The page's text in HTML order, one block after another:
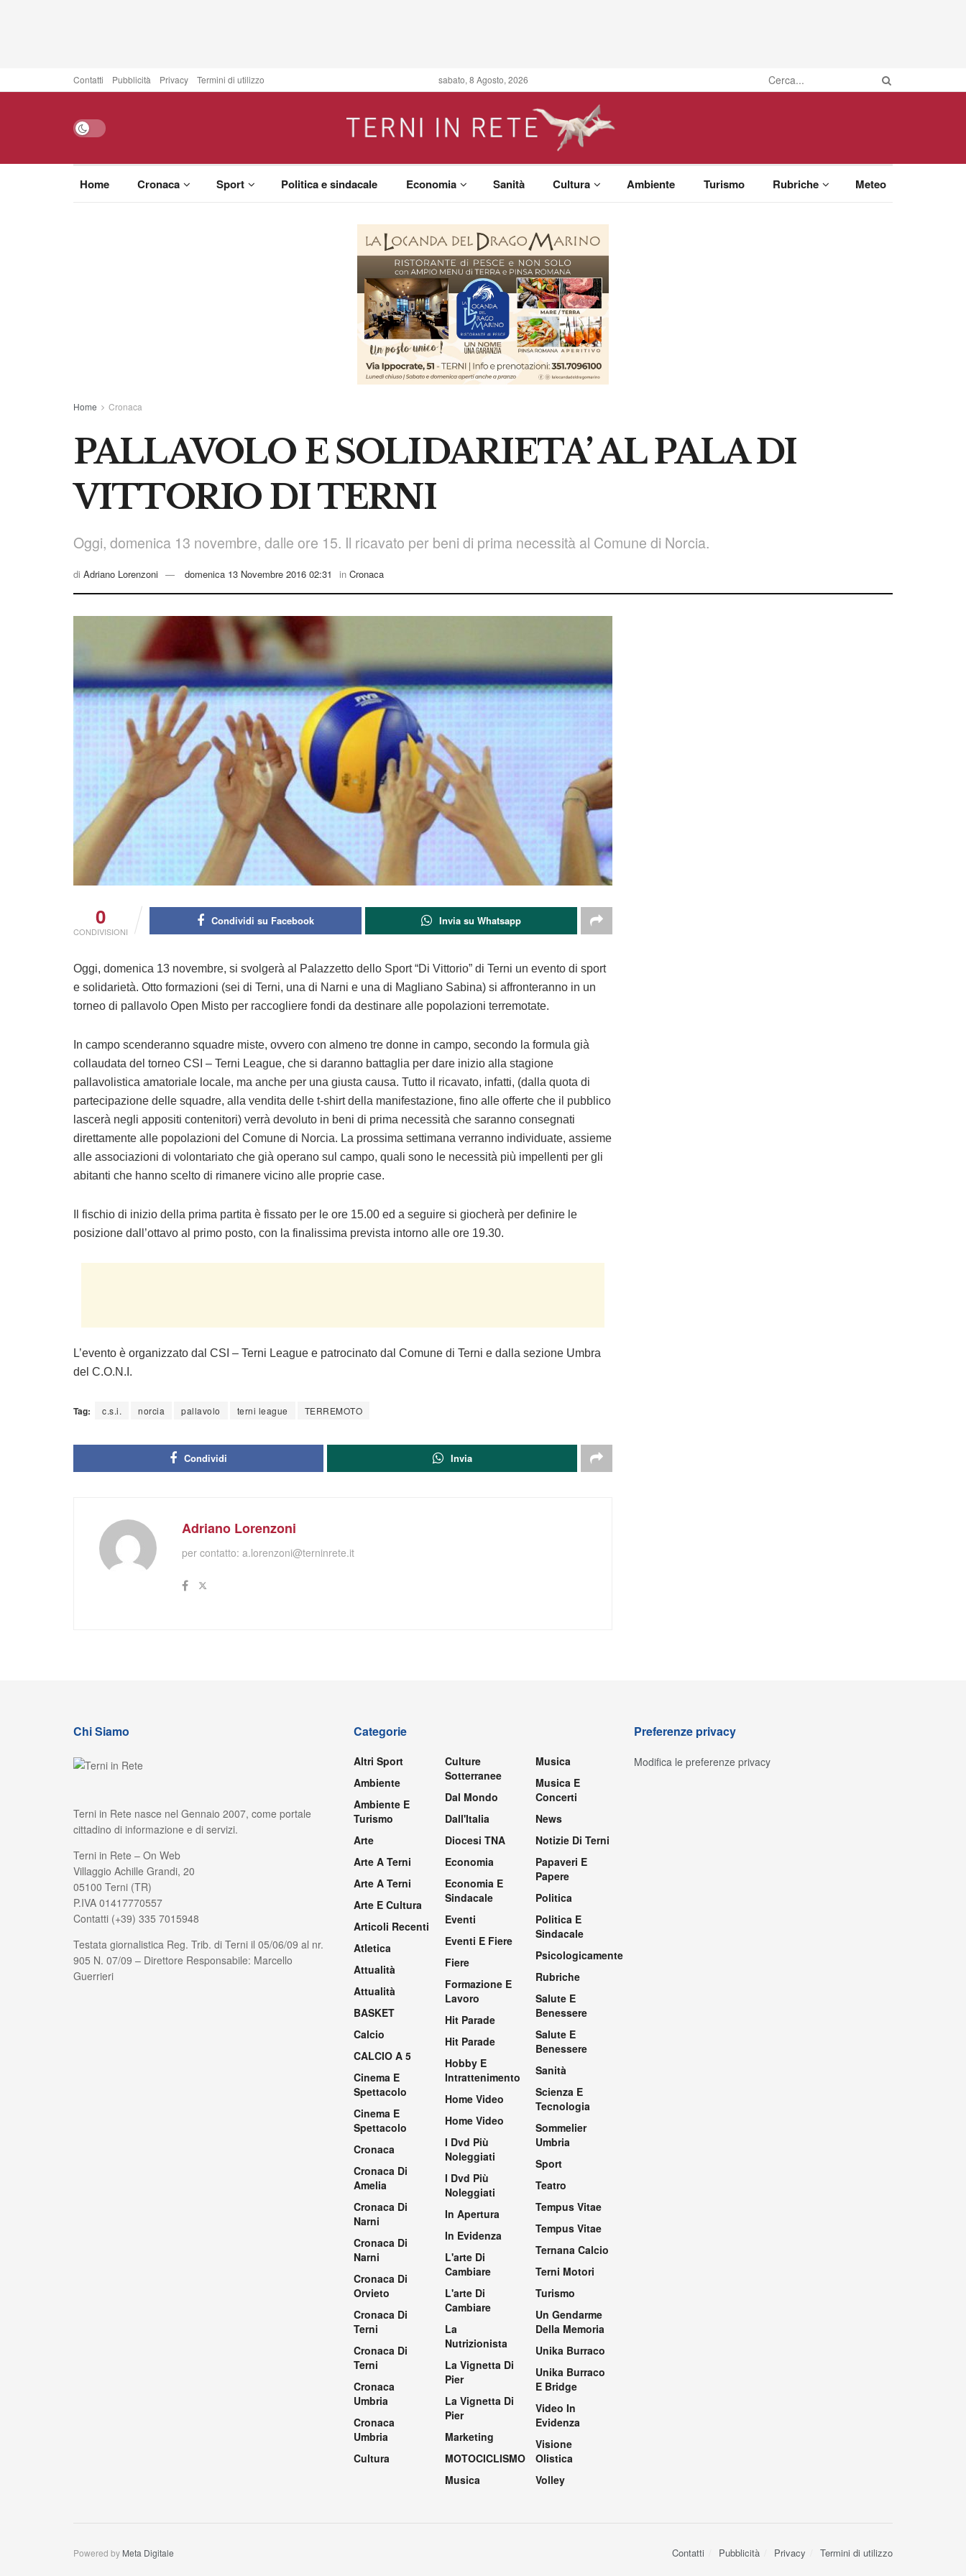
Contatti Pubblicità Privacy Termini di utilizzo sabato, 8 Agosto, 2026
Home Cronaca Sport Politica e sindacale Economia Sanità Cultura Ambiente Turismo Rubriche Meteo
Home Cronaca
PALLAVOLO E SOLIDARIETA’ AL PALA DI
VITTORIO DI TERNI
Oggi, domenica 13 novembre, dalle ore 15. Il ricavato per beni di prima necessità al Comune di Norcia.
di Adriano Lorenzoni domenica 13 Novembre 2016 02:31 in Cronaca
0
CONDIVISIONI
Condividi su Facebook Invia su Whatsapp
Oggi, domenica 13 novembre, si svolgerà al Palazzetto dello Sport “Di Vittorio” di Terni un evento di sport
e solidarietà. Otto formazioni (sei di Terni, una di Narni e una di Magliano Sabina) si affronteranno in un
torneo di pallavolo Open Misto per raccogliere fondi da destinare alle popolazioni terremotate.
In campo scenderanno squadre miste, ovvero con almeno tre donne in campo, secondo la formula già
collaudata del torneo CSI – Terni League, che si daranno battaglia per dare inizio alla stagione
pallavolistica amatoriale locale, ma anche per una giusta causa. Tutto il ricavato, infatti, (dalla quota di
partecipazione delle squadre, alla vendita delle t-shirt della manifestazione, fino alle offerte che il pubblico
lascerà negli appositi contenitori) verrà devoluto in beni di prima necessità che saranno consegnati
direttamente alle popolazioni del Comune di Norcia. La prossima settimana verranno individuate, assieme
alle associazioni di volontariato che già operano sul campo, quali sono le necessità più impellenti per gli
abitanti che hanno scelto di rimanere vicino alle proprie case.
Il fischio di inizio della prima partita è fissato per le ore 15.00 ed a seguire si giocherà per definire le
posizione dall’ottavo al primo posto, con la finalissima prevista intorno alle ore 19.30.
L’evento è organizzato dal CSI – Terni League e patrocinato dal Comune di Terni e dalla sezione Umbra
del C.O.N.I.
Tag: c.s.i. norcia pallavolo terni league TERREMOTO
Condividi Invia
Adriano Lorenzoni
per contatto: a.lorenzoni@terninrete.it
Chi Siamo
Terni in Rete nasce nel Gennaio 2007, come portale
cittadino di informazione e di servizi.
Terni in Rete – On Web
Villaggio Achille Grandi, 20
05100 Terni (TR)
P.IVA 01417770557
Contatti (+39) 335 7015948
Testata giornalistica Reg. Trib. di Terni il 05/06/09 al nr.
905 N. 07/09 – Direttore Responsabile: Marcello
Guerrieri
Categorie
Altri Sport
Ambiente
Ambiente E
Turismo
Arte
Arte A Terni
Arte A Terni
Arte E Cultura
Articoli Recenti
Atletica
Attualità
Attualità
BASKET
Calcio
CALCIO A 5
Cinema E
Spettacolo
Cinema E
Spettacolo
Cronaca
Cronaca Di
Amelia
Cronaca Di
Narni
Cronaca Di
Narni
Cronaca Di
Orvieto
Cronaca Di
Terni
Cronaca Di
Terni
Cronaca
Umbria
Cronaca
Umbria
Cultura
Culture
Sotterranee
Dal Mondo
Dall'Italia
Diocesi TNA
Economia
Economia E
Sindacale
Eventi
Eventi E Fiere
Fiere
Formazione E
Lavoro
Hit Parade
Hit Parade
Hobby E
Intrattenimento
Home Video
Home Video
I Dvd Più
Noleggiati
I Dvd Più
Noleggiati
In Apertura
In Evidenza
L'arte Di
Cambiare
L'arte Di
Cambiare
La
Nutrizionista
La Vignetta Di
Pier
La Vignetta Di
Pier
Marketing
MOTOCICLISMO
Musica
Musica
Musica E
Concerti
News
Notizie Di Terni
Papaveri E
Papere
Politica
Politica E
Sindacale
Psicologicamente
Rubriche
Salute E
Benessere
Salute E
Benessere
Sanità
Scienza E
Tecnologia
Sommelier
Umbria
Sport
Teatro
Tempus Vitae
Tempus Vitae
Ternana Calcio
Terni Motori
Turismo
Un Gendarme
Della Memoria
Unika Burraco
Unika Burraco
E Bridge
Video In
Evidenza
Visione
Olistica
Volley
Preferenze privacy
Modifica le preferenze privacy
Contatti Pubblicità Privacy Termini di utilizzo
Powered by Meta Digitale